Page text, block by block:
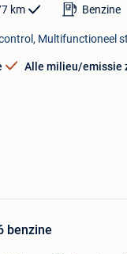
km Benzine
Multifunctioneel
Alle milieu/emissie
benzine